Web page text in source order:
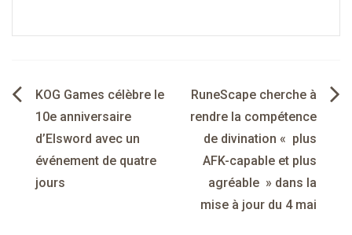
Navigation
de
l’article
KOG Games célèbre le
10e anniversaire
d’Elsword avec un
événement de quatre
jours
RuneScape cherche à
rendre la compétence
de divination « plus
AFK-capable et plus
agréable » dans la
mise à jour du 4 mai